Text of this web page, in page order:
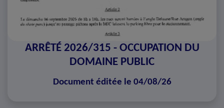
ARRÊTÉ 2026/315 - OCCUPATION DU
DOMAINE PUBLIC
Document éditée le 04/08/26